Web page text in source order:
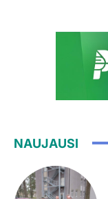
NAUJAUSI